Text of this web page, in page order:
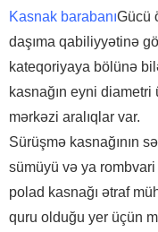
Kasnak barabanıGücü
daşıma qabiliyyətinə
kateqoriyaya bölünə
kasnağın eyni
mərkəzi aralıqlar var.
Sürüşmə kasnağının
sümüyü və ya
polad kasnağı ətraf
quru olduğu yer üçün